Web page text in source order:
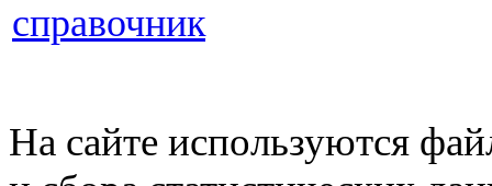
справочник
На сайте используются